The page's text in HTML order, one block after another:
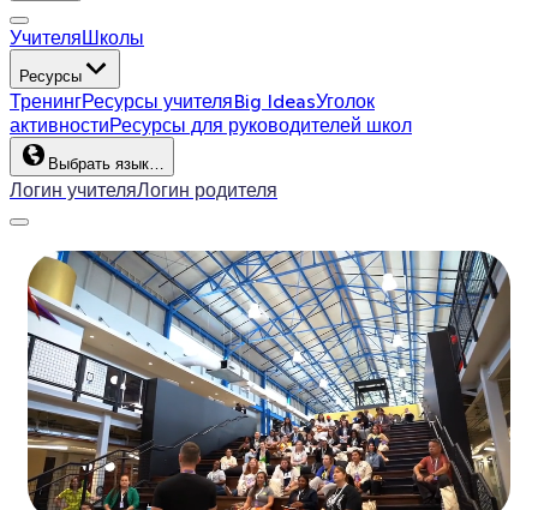
УчителяШколы
Ресурсы
ТренингРесурсы учителяBig IdeasУголок
активностиРесурсы для руководителей школ
Выбрать язык…
Логин учителяЛогин родителя